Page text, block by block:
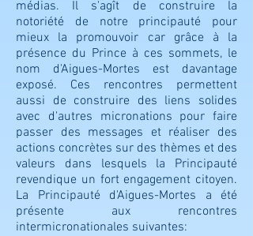
médias. Il s'agît de construire la
notoriété de notre principauté pour
mieux la promouvoir car grâce à la
présence du Prince à ces sommets, le
nom d'Aigues-Mortes est davantage
exposé. Ces rencontres permettent
aussi de construire des liens solides
avec d'autres micronations pour faire
passer des messages et réaliser des
actions concrètes sur des thèmes et des
valeurs dans lesquels la Principauté
revendique un fort engagement citoyen.
La Principauté d'Aigues-Mortes a été
présente aux rencontres
intermicronationales suivantes: